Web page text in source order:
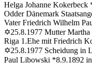
Helga Johanne
Odder Dänemark
Vater Friedrich Wilhelm
✡25.8.1977 Mutter
Riga 1.Ehe mit Friedrich
✡25.8.1977 Scheidung in
Paul Libowski *8.9.1892